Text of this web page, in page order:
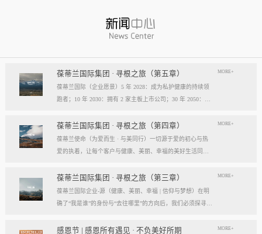
葆蒂兰国际集团 · 寻根之旅（第五章）
葆蒂兰国际（企业愿景）5 年 2028：成为私护健康的持续领
跑者；10 年 2030：拥有 2 家主板上市公司；30 年 2050：成
葆蒂兰国际立志成为健康产业中一个响亮的中国品牌。我们
以“为爱而生，与美同行”为使命，绘制出一幅清晰而雄心勃
勃的发展蓝图，旨在以坚实的步伐，从专业的深度走向事业
028 | 5年愿景）成为“私护健康领域的持续领跑者”· 定位： 我
MORE+
葆蒂兰国际集团 · 寻根之旅（第四章）
葆蒂兰使命（为爱而生 · 与美同行）一切源于爱的初心与热
爱的执着，让每个客户与健康、美丽、幸福的美好生活同
双翼“爱的初心”与“热爱的执着”，共同构成了葆蒂兰的精神内
核与力量源泉，二者如同呼吸，一呼一吸，生生不息。爱的
初心，是我们的根脉与方向。它是最初那份纯粹的善意、利
MORE+
葆蒂兰国际集团 · 寻根之旅（第三章）
葆蒂兰国际企业-源（健康、美丽、幸福 | 信仰与梦想）在明
确了“我是谁”的身份与“去往哪里”的方向后，我们必须探寻滋
格局与能量。它，就是葆蒂兰的“源”——我们一切思想与行
MORE+
感恩节 | 感恩所有遇见 · 不负美好所期 MORE+